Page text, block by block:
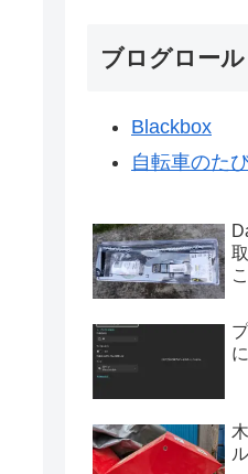
ブログロール
Blackbox
自転車のた